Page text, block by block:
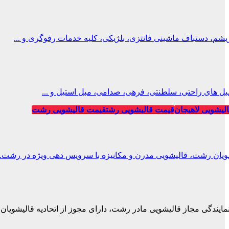
دستباف ماشینی فانتزی، بلژیکی، کلیه خدمات رفوگری و ...
های راحتی، سلطنتی، فرهی، صدامی، مبل استیل و ...
لاهیجانقیمت قالیشویی رشتقیمت قالیشویی رشت
رشت، قالیشویی مدرن و مکانیزه با سرویس دهی ویژه در رشت.
مجاز قالیشویی مادر رشت، دارای مجوز از اتحادیه